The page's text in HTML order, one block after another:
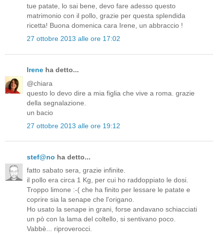
tue patate, lo sai bene, devo fare adesso questo
matrimonio con il pollo, grazie per questa splendida
ricetta! Buona domenica cara Irene, un abbraccio !
27 ottobre 2013 alle ore 17:02
Irene ha detto...
@chiara
questo lo devo dire a mia figlia che vive a roma. grazie
della segnalazione.
un bacio
27 ottobre 2013 alle ore 19:12
stef@no ha detto...
fatto sabato sera, grazie infinite.
il pollo era circa 1 Kg, per cui ho raddoppiato le dosi.
Troppo limone :-( che ha finito per lessare le patate e
coprire sia la senape che l'origano.
Ho usato la senape in grani, forse andavano schiacciati
un pò con la lama del coltello, si sentivano poco.
Vabbè... riproverocci.